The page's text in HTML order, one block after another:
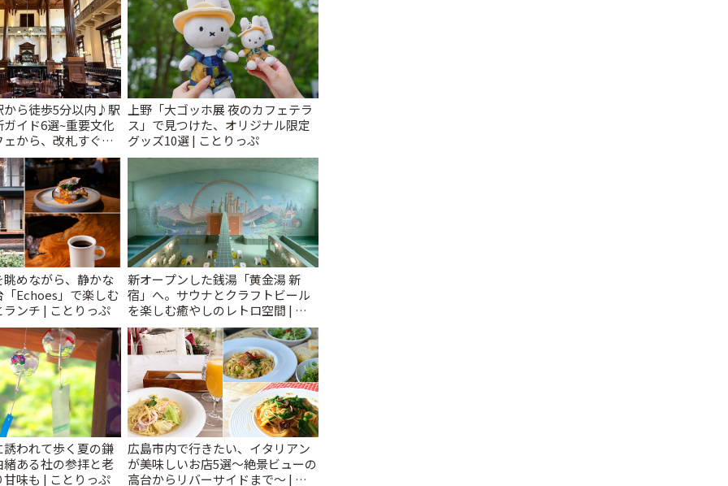
から徒歩5分以内♪駅
イド6選~重要文化
から、改札すぐの
~ | ことりっぷ
上野「大ゴッホ展 夜のカフェテラ
ス」で見つけた、オリジナル限定
グッズ10選 | ことりっぷ
めながら、静かな
Echoes」で楽しむ
ンチ | ことりっぷ
新オープンした銭湯「黄金湯 新
宿」へ。サウナとクラフトビール
を楽しむ癒やしのレトロ空間 | こ
とりっぷ
われて歩く夏の鎌
ある社の参拝と老
味も | ことりっぷ
広島市内で行きたい、イタリアン
が美味しいお店5選〜絶景ビューの
高台からリバーサイドまで〜 | こ